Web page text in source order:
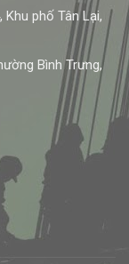
Khu phố Tân Lại,
Bình Trưng,